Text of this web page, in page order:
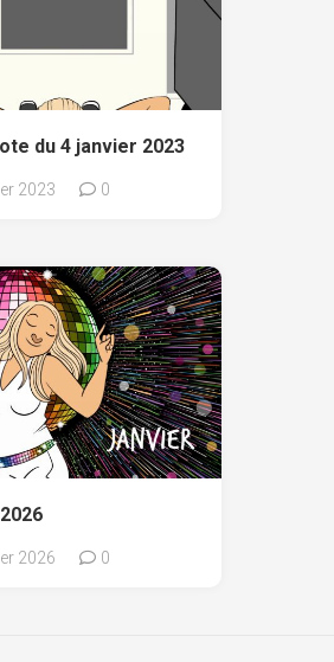
du 4 janvier 2023
2023 0
2026 0